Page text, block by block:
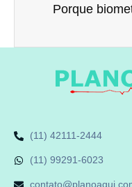
(11) 42111-2444
(11) 99291-6023